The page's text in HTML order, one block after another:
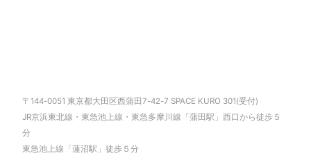
〒144-0051 東京都大田区西蒲田7-42-7 SPACE KURO 301(受付)
JR京浜東北線・東急池上線・東急多摩川線「蒲田駅」西口から徒歩５
分
東急池上線「蓮沼駅」徒歩５分